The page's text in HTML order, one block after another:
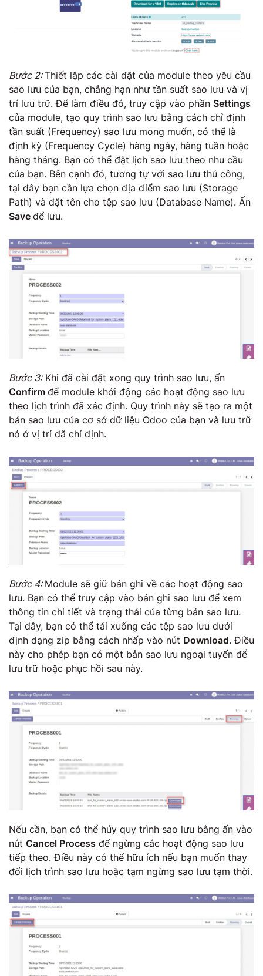
Bước 2:Thiết lập các cài đặt của module theo yêu cầu
sao lưu của bạn, chẳng hạn như tần suất sao lưu và vị
trí lưu trữ. Để làm điều đó, truy cập vào phần Settings
của module, tạo quy trình sao lưu bằng cách chỉ định
tần suất (Frequency) sao lưu mong muốn, có thể là
định kỳ (Frequency Cycle) hàng ngày, hàng tuần hoặc
hàng tháng. Bạn có thể đặt lịch sao lưu theo nhu cầu
của bạn. Bên cạnh đó, tương tự với sao lưu thủ công,
tại đây bạn cần lựa chọn địa điểm sao lưu (Storage
Path) và đặt tên cho tệp sao lưu (Database Name). Ấn
Save để lưu.
Bước 3:Khi đã cài đặt xong quy trình sao lưu, ấn
Confirm để module khởi động các hoạt động sao lưu
theo lịch trình đã xác định. Quy trình này sẽ tạo ra một
bản sao lưu của cơ sở dữ liệu Odoo của bạn và lưu trữ
nó ở vị trí đã chỉ định.
Bước 4:Module sẽ giữ bản ghi về các hoạt động sao
lưu. Bạn có thể truy cập vào bản ghi sao lưu để xem
thông tin chi tiết và trạng thái của từng bản sao lưu.
Tại đây, bạn có thể tải xuống các tệp sao lưu dưới
định dạng zip bằng cách nhấp vào nút Download. Điều
này cho phép bạn có một bản sao lưu ngoại tuyến để
lưu trữ hoặc phục hồi sau này.
Nếu cần, bạn có thể hủy quy trình sao lưu bằng ấn vào
nút Cancel Process để ngừng các hoạt động sao lưu
tiếp theo. Điều này có thể hữu ích nếu bạn muốn thay
đổi lịch trình sao lưu hoặc tạm ngừng sao lưu tạm thời.